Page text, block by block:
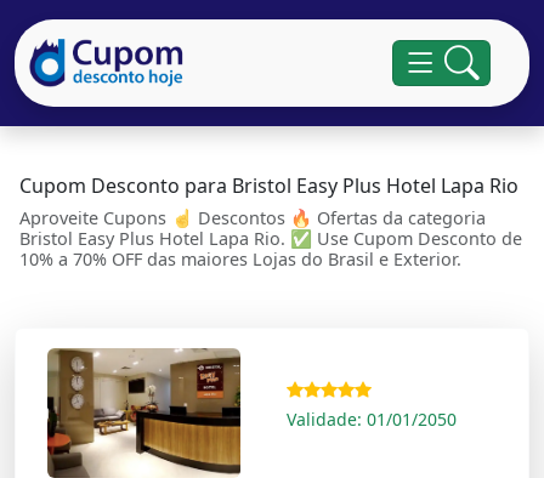
Cupom Desconto para Bristol Easy Plus Hotel Lapa Rio
Aproveite Cupons ☝ Descontos 🔥 Ofertas da categoria
Bristol Easy Plus Hotel Lapa Rio. ✅ Use Cupom Desconto de
10% a 70% OFF das maiores Lojas do Brasil e Exterior.
Validade: 01/01/2050